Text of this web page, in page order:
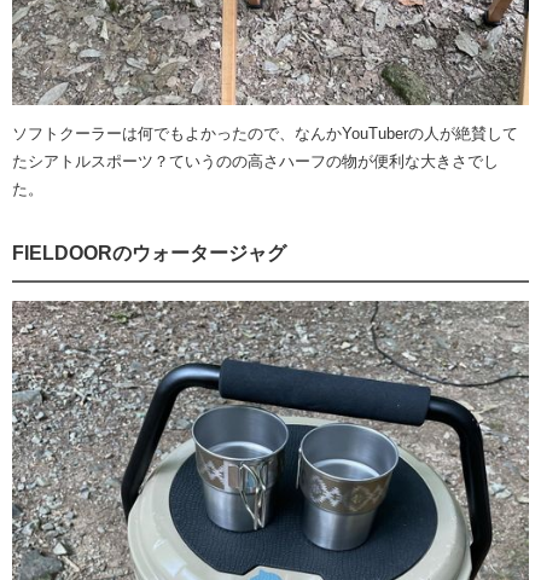
ソフトクーラーは何でもよかったので、なんかYouTuberの人が絶賛して
たシアトルスポーツ？ていうのの高さハーフの物が便利な大きさでし
た。
FIELDOORのウォータージャグ